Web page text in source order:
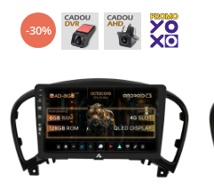
Camere înregistrare trafic
Accesorii multimedia
Conectică Auto
Conectică Auto
Conectică Audi
-30%